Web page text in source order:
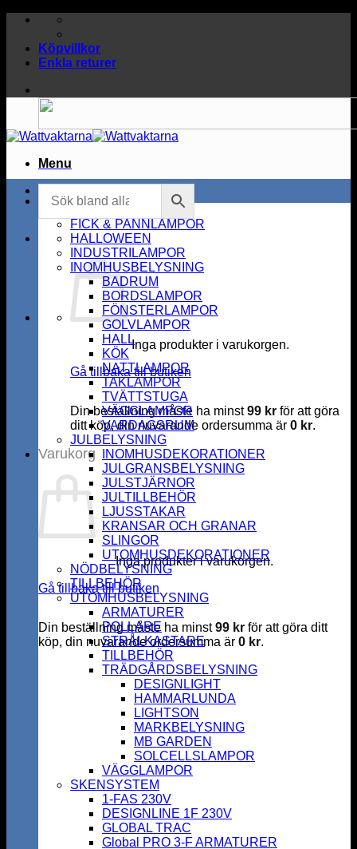
Skip
contentKöpvillkor
Enkla returer
Menu
Inga produkter i varukorgen.
Gå tillbaka till butiken
Din beställning måste ha minst99 kr för att göra
ditt köp, din nuvarande ordersumma är 0 kr.
Varukorg
Inga produkter i varukorgen.
Gå tillbaka till butiken
Din beställning måste ha minst99 kr för att göra ditt
köp, din nuvarande ordersumma är 0 kr.
FEST & PARTAJ
FICK & PANNLAMPOR
HALLOWEEN
INDUSTRILAMPOR
INOMHUSBELYSNING
BADRUM
BORDSLAMPOR
FÖNSTERLAMPOR
GOLVLAMPOR
HALL
KÖK
NATTLAMPOR
TAKLAMPOR
TVÄTTSTUGA
VÄGGLAMPOR
VARDAGSRUM
JULBELYSNING
INOMHUSDEKORATIONER
JULGRANSBELYSNING
JULSTJÄRNOR
JULTILLBEHÖR
LJUSSTAKAR
KRANSAR OCH GRANAR
SLINGOR
UTOMHUSDEKORATIONER
NÖDBELYSNING
TILLBEHÖR
UTOMHUSBELYSNING
ARMATURER
POLLARE
STRÅLKASTARE
TILLBEHÖR
TRÄDGÅRDSBELYSNING
DESIGNLIGHT
HAMMARLUNDA
LIGHTSON
MARKBELYSNING
MB GARDEN
SOLCELLSLAMPOR
VÄGGLAMPOR
SKENSYSTEM
1-FAS 230V
DESIGNLINE 1F 230V
GLOBAL TRAC
Global PRO 3-F ARMATURER